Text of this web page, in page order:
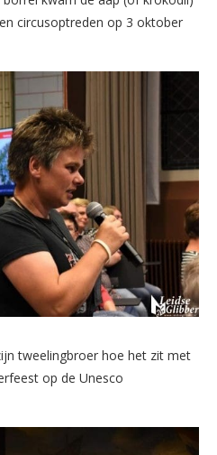
circusoptreden op 3 oktober
tweelingbroer hoe het zit met
op de Unesco